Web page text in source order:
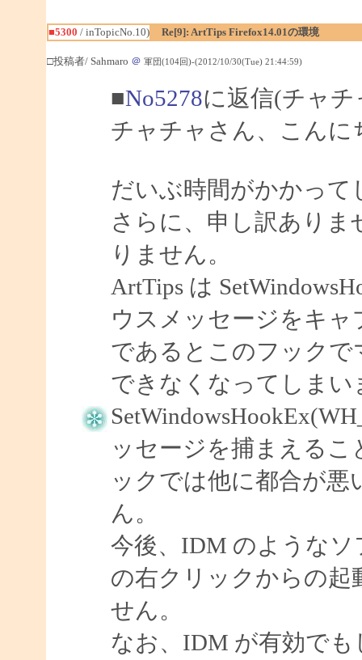
■5300 / inTopicNo.10) Re[9]: ArtTips Firefox14.01の環境
□投稿者/ Sahmaro ＠ 軍団(104回)-(2012/10/30(Tue) 21:44:59)
■No5278に返信(チャ
チャチャさん、こんに
だいぶ時間がかかっ
さらに、申し訳あり
りません。
ArtTips は
ウスメッセージをキ
であるとこのフック
できなくなってしまい
ッセージを捕まえる
ックでは他に都合が
ん。
今後、IDM のような
の右クリックからの起
せん。
なお、IDM が有効で